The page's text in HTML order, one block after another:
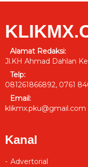
Alamat Redaksi:
Jl.KH Ahmad Dahlan
Telp:
081261866892, 0761
Email:
klikmx.pku@gmail.com
Kanal
Advertorial